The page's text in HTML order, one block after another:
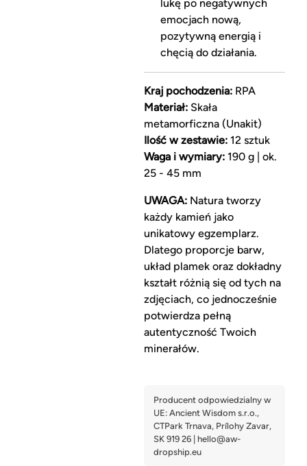
lukę po negatywnych
emocjach nową,
pozytywną energią i
chęcią do działania.
Kraj pochodzenia:RPA
Materiał:Skała
metamorficzna (Unakit)
Ilość w zestawie:12 sztuk
Waga i wymiary:190 g | ok.
25 - 45 mm
UWAGA:Natura tworzy
każdy kamień jako
unikatowy egzemplarz.
Dlatego proporcje barw,
układ plamek oraz dokładny
kształt różnią się od tych na
zdjęciach, co jednocześnie
potwierdza pełną
autentyczność Twoich
minerałów.